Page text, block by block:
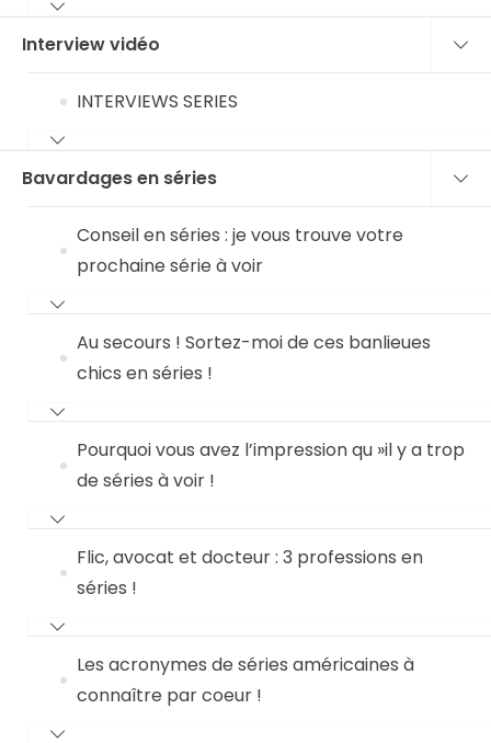
Interview vidéo
INTERVIEWS SERIES
Bavardages en séries
Conseil en séries : je vous trouve votre
prochaine série à voir
Au secours ! Sortez-moi de ces banlieues
chics en séries !
Pourquoi vous avez l’impression qu »il y a trop
de séries à voir !
Flic, avocat et docteur : 3 professions en
séries !
Les acronymes de séries américaines à
connaître par coeur !